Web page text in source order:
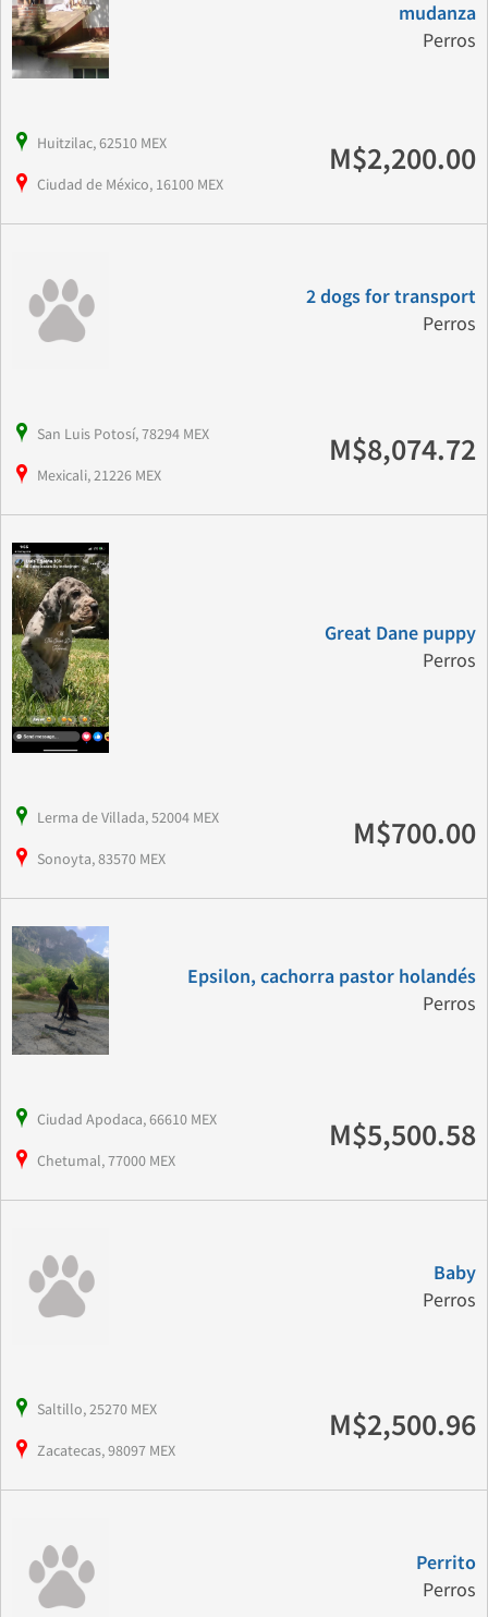
mudanza
Perros
Huitzilac, 62510 MEX
Ciudad de México, 16100 MEX
M$2,200.00
2 dogs for transport
Perros
San Luis Potosí, 78294 MEX
Mexicali, 21226 MEX
M$8,074.72
Great Dane puppy
Perros
Lerma de Villada, 52004 MEX
Sonoyta, 83570 MEX
M$700.00
Epsilon, cachorra pastor holandés
Perros
Ciudad Apodaca, 66610 MEX
Chetumal, 77000 MEX
M$5,500.58
Baby
Perros
Saltillo, 25270 MEX
Zacatecas, 98097 MEX
M$2,500.96
Perrito
Perros